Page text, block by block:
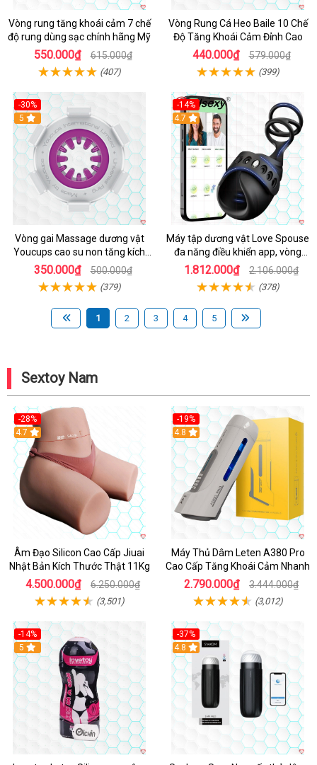
Vòng rung tăng khoái cảm 7 chế
độ rung dùng sạc chính hãng Mỹ
550.000₫ 615.000₫
(407)
Vòng Rung Cá Heo Baile 10 Chế
Độ Tăng Khoái Cảm Đỉnh Cao
440.000₫ 579.000₫
(399)
-30%
5
Vòng gai Massage dương vật
Youcups cao su non tăng kích
thước
350.000₫ 500.000₫
(379)
-14%
4.7
Máy tập dương vật Love Spouse
đa năng điều khiển app, vòng
đeo siêu tiện
1.812.000₫ 2.106.000₫
(378)
1 2 3 4 5
Sextoy Nam
-28%
4.7
Âm Đạo Silicon Cao Cấp Jiuai
Nhật Bản Kích Thước Thật 11Kg
4.500.000₫ 6.250.000₫
(3,501)
-19%
Hot
4.8
Máy Thủ Dâm Leten A380 Pro
Cao Cấp Tăng Khoái Cảm Nhanh
2.790.000₫ 3.444.000₫
(3,012)
-14%
Hot
5
-37%
4.8